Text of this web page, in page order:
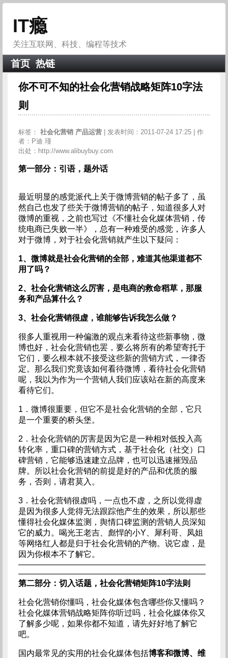
IT瘾
关注互联网、科技、编程等技术
首页 热链
你不可不知的社会化营销战略矩阵10字法
则
标签： 社会化营销 产品运营
| 发表时间：2011-07-24 17:25 | 作
者：P迪 瑾
出处：http://www.alibuybuy.com
第一部分：引语，题外话
最近明显的感觉派代上关于微博营销的帖子多了，虽
然自己也发了些关于微博营销的帖子，知道很多人对
微博的重视，之前也写过《不懂社会化媒体营销，传
统电商已失败一半》，总有一种难受的感觉，许多人
对于微博，对于社会化营销就产生以下疑问：
1、微博就是社会化营销的全部，难道其他渠道都不
用了吗？
2、社会化营销这么厉害，是电商的救命稻草，那服
务和产品算什么？
3、社会化营销很虚，谁能够告诉我怎么做？
很多人重视用一种偏激的观点来看待这些新事物，微
博也好，社会化营销也罢，要么将所有的希望寄托于
它们，要么根本就不接受这些新的营销方式，一律否
定。那么我们究竟该如何看待微博，看待社会化营销
呢，我以为作为一个营销人我们应该站在新的高度来
看待它们。
1．微博很重要，但它不是社会化营销的全部，它只
是一个重要的桥头堡。
2．社会化营销的厉害是因为它是一种相对低投入高
转化率，重口碑的营销方式，基于社会化（社交）口
碑营销，它能够迅速建立品牌，也可以迅速摧毁品
牌。所以社会化营销的前提是好的产品和优质的服
务，否则，请君莫入。
3．社会化营销很虚吗，一点也不虚，之所以觉得虚
是因为很多人觉得无法跟踪他产生的效果，所以那些
懂得社会化媒体监测，舆情口碑监测的营销人员深知
它的威力。喝光王老吉、彪悍的小Y、犀利哥、凤姐
等网络红人都是归于社会化营销的产物。说它虚，是
因为你根本不了解它。
———————————————————————
———————————————————————
第二部分：切入话题，社会化营销矩阵10字法则
社会化营销你懂吗，社会化媒体包含哪些你又懂吗？
社会化媒体营销战略矩阵你听过吗，社会化媒体你又
了解多少呢，如果你都不知道，请先好好地了解它
吧。
国内最常见的实用的社会化媒体包括博客和微博、维